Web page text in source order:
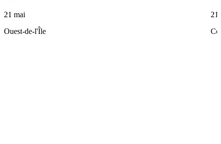
21 mai
Ouest-de-l'Île
21